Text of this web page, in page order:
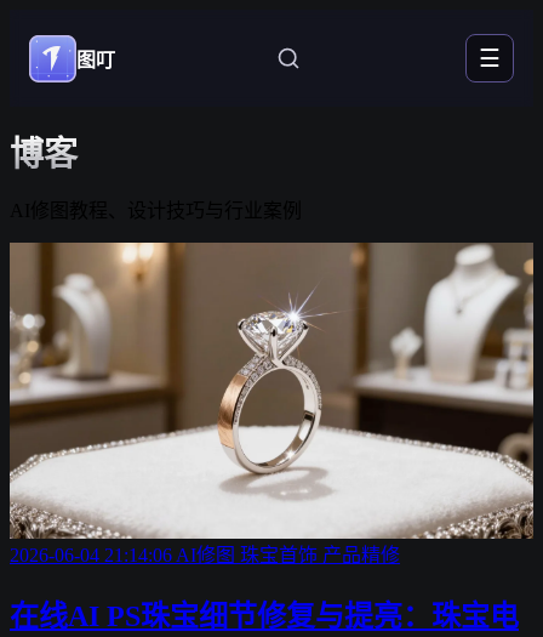
图叮 ☰
博客
2026-06-04 21:14:06 AI修图 珠宝首饰 产品精修
在线AI PS珠宝细节修复与提亮：珠宝电